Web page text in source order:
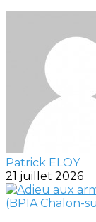
Patrick ELOY
21 juillet 2026